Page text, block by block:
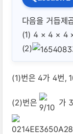
다음을 거듭제
(1) 4 × 4 × 4
(2)
(1)번은 4가 4번,
(2)번은 가